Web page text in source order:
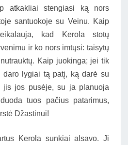
atkakliai stengiasi ką nors
santuokoje su Veinu. Kaip
kad Kerola stotų
ir ko nors imtųsi: taisytų
Kaip juokinga; jei tik
lygiai tą patį, ką darė su
jis jos pusėje, su ja planuoja
tuos pačius patarimus,
Džastinui!
Kerola sunkiai alsavo. Ji